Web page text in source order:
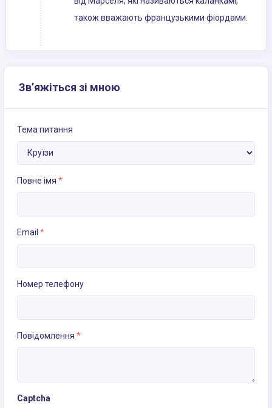
також вважають французькими фіордами.
Зв’яжіться зі мною
Тема питання
Повне імя *
Email *
Номер телефону
Повідомлення *
Captcha